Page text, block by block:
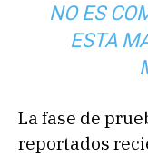
NO ES
ESTA
La fase de
reportados